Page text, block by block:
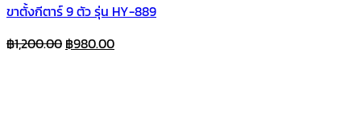
ขาตั้งกีตาร์ 9 ตัว รุ่น HY-889
฿1,200.00 Original
฿980.00Current